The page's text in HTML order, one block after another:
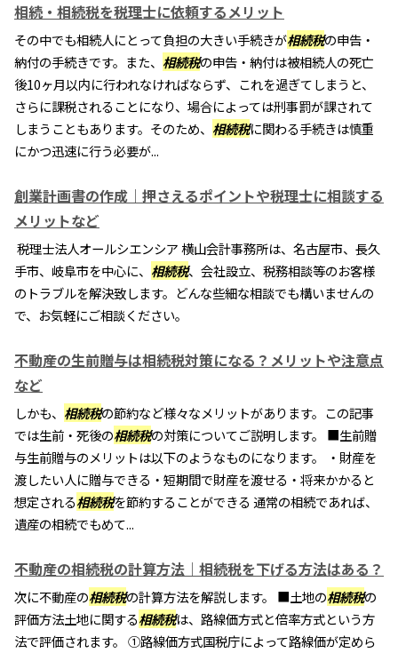
相続・相続税を税理士に依頼するメリット
その中でも相続人にとって負担の大きい手続きが相続税の申告・
納付の手続きです。また、 相続税の申告・納付は被相続人の死亡
後10ヶ月以内に行われなければならず、これを過ぎてしまうと、
さらに課税されることになり、場合によっては刑事罰が課されて
しまうこともあります。そのため、 相続税に関わる手続きは慎重
にかつ迅速に行う必要が...
創業計画書の作成｜押さえるポイントや税理士に相談する
メリットなど
税理士法人オールシエンシア 横山会計事務所は、名古屋市、長久
手市、岐阜市を中心に、 相続税、会社設立、税務相談等のお客様
のトラブルを解決致します。どんな些細な相談でも構いませんの
で、お気軽にご相談ください。
不動産の生前贈与は相続税対策になる？メリットや注意点
など
しかも、 相続税の節約など様々なメリットがあります。この記事
では生前・死後の相続税の対策についてご説明します。 ■生前贈
与生前贈与のメリットは以下のようなものになります。 ・財産を
渡したい人に贈与できる・短期間で財産を渡せる・将来かかると
想定される相続税を節約することができる 通常の相続であれば、
遺産の相続でもめて...
不動産の相続税の計算方法｜相続税を下げる方法はある？
次に不動産の相続税の計算方法を解説します。 ■土地の相続税の
評価方法土地に関する相続税は、路線価方式と倍率方式という方
法で評価されます。 ①路線価方式国税庁によって路線価が定めら